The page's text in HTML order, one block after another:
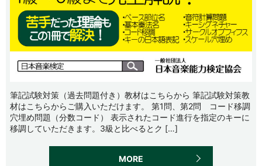
筆記試験対策（過去問題付き）教材はこちらから 筆記試験対策教
材はこちらからご購入いただけます。 第1問、第2問 コード移調
穴埋め問題（分数コード） 表示されたコード進行を指定のキーに
移調していただきます。3級と比べるとク […]
MORE